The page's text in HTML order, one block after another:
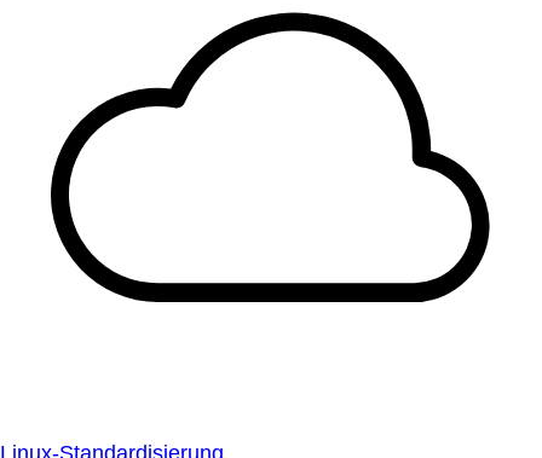
Linux-Standardisierung